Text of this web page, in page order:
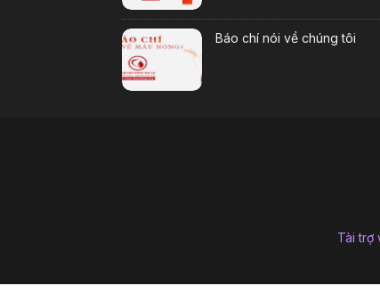
Báo chí nói về chúng tôi
Tài trợ